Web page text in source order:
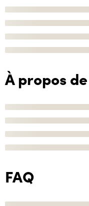
À propos
FAQ